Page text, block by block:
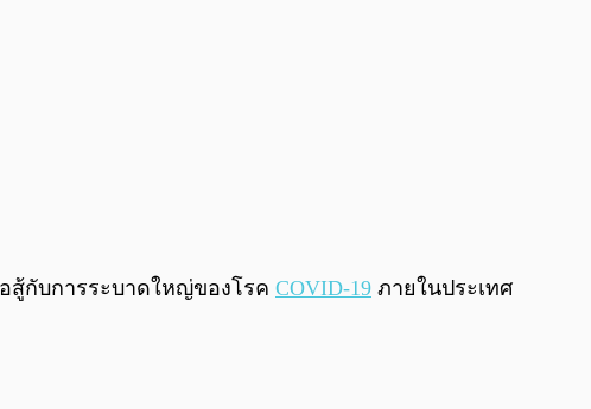
0:00 /
สู้กับการระบาดใหญ่ของโรค COVID-19 ภายในประเทศ